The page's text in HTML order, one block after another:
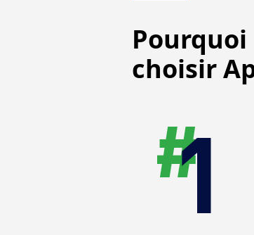
Pourquoi
choisir